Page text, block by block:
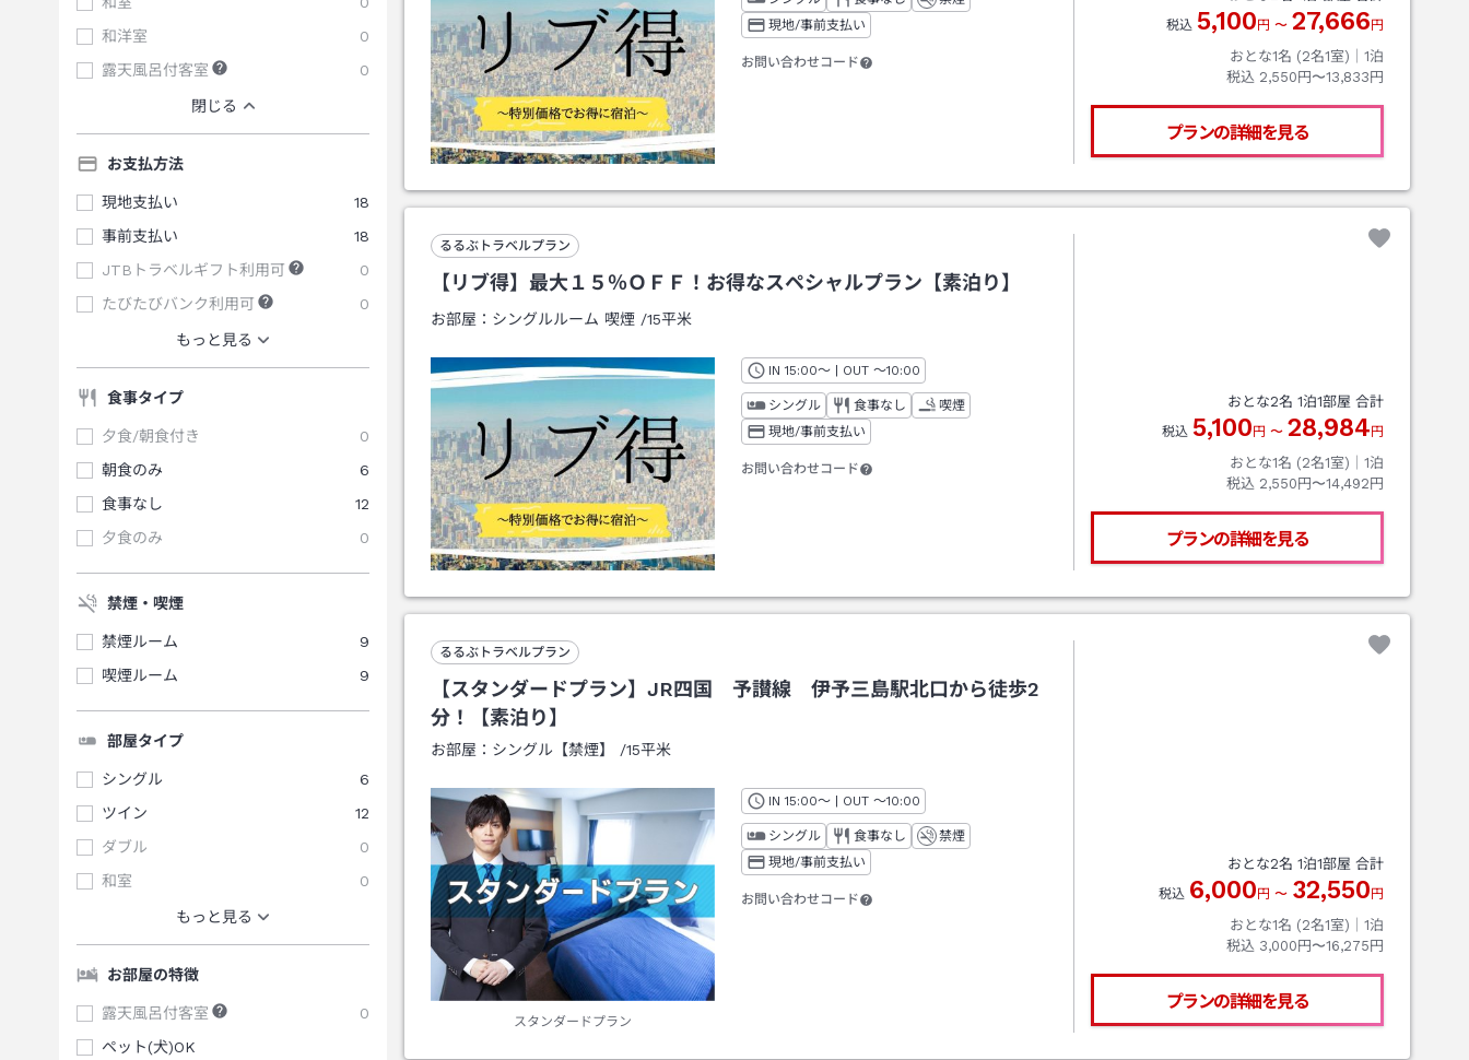
和洋室
0
露天風呂付客室
0
閉じる
お支払方法
現地支払い
18
事前支払い
18
JTBトラベルギフト利用可
0
たびたびバンク利用可
0
もっと見る
食事タイプ
夕食/朝食付き
0
朝食のみ
6
食事なし
12
夕食のみ
0
禁煙・喫煙
禁煙ルーム
9
喫煙ルーム
9
部屋タイプ
シングル
6
ツイン
12
ダブル
0
和室
0
もっと見る
お部屋の特徴
露天風呂付客室
0
ペット(犬)OK
現地/事前支払い
お問い合わせコード
税込 5,100円 〜 27,666円
おとな1名 (2名1室)｜ 1泊
税込 2,550円〜13,833円
プランの詳細を見る
るるぶトラベルプラン
【リブ得】最大１５％ＯＦＦ！お得なスペシャルプラン【素泊り】
お部屋： シングルルーム 喫煙/15平米
IN チェックイン
15:00～ | OUT チェックアウト
～10:00
シングル 食事なし
喫煙
現地/事前支払い
お問い合わせコード
おとな2名 1泊1部屋 合計
税込 5,100円 〜 28,984円
おとな1名 (2名1室)｜ 1泊
税込 2,550円〜14,492円
プランの詳細を見る
るるぶトラベルプラン
【スタンダードプラン】JR四国 予讃線 伊予三島駅北口から徒歩2
分！【素泊り】
お部屋： シングル【禁煙】 /15平米
スタンダードプラン
IN チェックイン
15:00～ | OUT チェックアウト
～10:00
シングル 食事なし
禁煙
現地/事前支払い
お問い合わせコード
おとな2名 1泊1部屋 合計
税込 6,000円 〜 32,550円
おとな1名 (2名1室)｜ 1泊
税込 3,000円〜16,275円
プランの詳細を見る